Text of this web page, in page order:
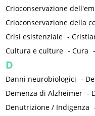
Crioconservazione
Crioconservazione della
Crisi esistenziale -
Cultura e culture -Cura
D
Danni neurobiologici -
Demenza di Alzheimer -
Denutrizione / Indigenza